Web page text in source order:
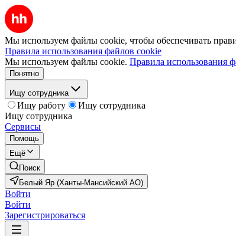
Мы используем файлы cookie, чтобы обеспечивать
Правила использования файлов cookie
Мы используем файлы cookie. Правила использования
Понятно
Ищу сотрудника
Ищу работу
Ищу сотрудника
Ищу сотрудника
Сервисы
Помощь
Ещё
Поиск
Белый Яр (Ханты-Мансийский АО)
Войти
Войти
Зарегистрироваться